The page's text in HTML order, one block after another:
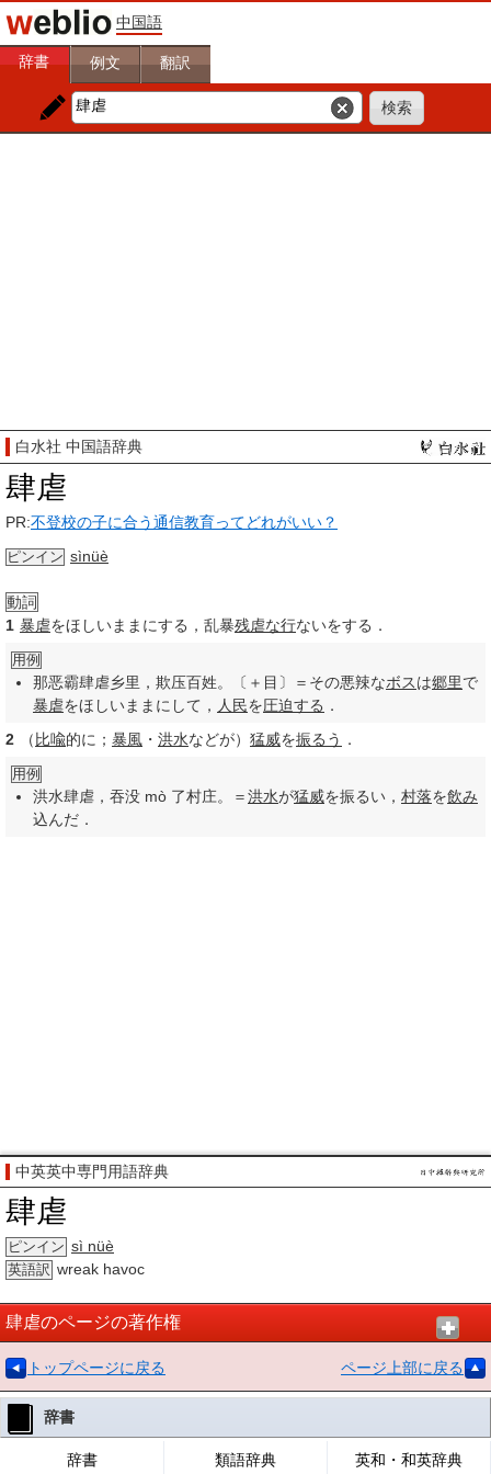
中国語
辞書 例文 翻訳
白水社 中国語辞典
肆虐
PR:不登校の子に合う通信教育ってどれがいい？
ピンイン sìnüè
動詞
1 暴虐をほしいままにする，乱暴残虐な行ないをする．
用例
那恶霸肆虐乡里，欺压百姓。〔＋目〕＝その悪辣なボスは郷里で
暴虐をほしいままにして， 人民を圧迫する ．
2
（ 比喩的に； 暴風 ・ 洪水などが） 猛威を振るう ．
用例
洪水肆虐，吞没 mò 了村庄。＝洪水が猛威を振るい， 村落を飲み
込んだ．
中英英中専門用語辞典
肆虐
ピンイン sì nüè
英語訳 wreak havoc
肆虐のページの著作権
トップページに戻る ページ上部に戻る
辞書
辞書 類語辞典 英和・和英辞典